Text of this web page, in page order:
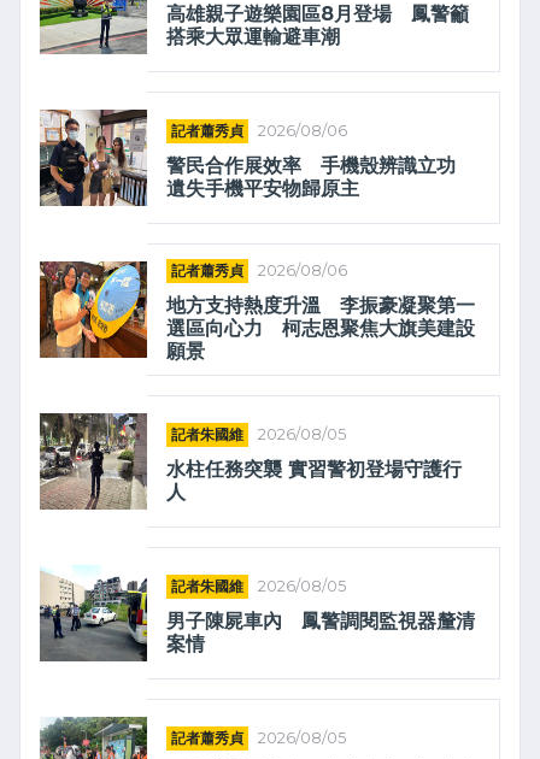
高雄親子遊樂園區8月登場 鳳警籲
搭乘大眾運輸避車潮
記者蕭秀貞 2026/08/06
警民合作展效率 手機殼辨識立功
遺失手機平安物歸原主
記者蕭秀貞 2026/08/06
地方支持熱度升溫 李振豪凝聚第一
選區向心力 柯志恩聚焦大旗美建設
願景
記者朱國維 2026/08/05
水柱任務突襲 實習警初登場守護行
人
記者朱國維 2026/08/05
男子陳屍車內 鳳警調閱監視器釐清
案情
記者蕭秀貞 2026/08/05